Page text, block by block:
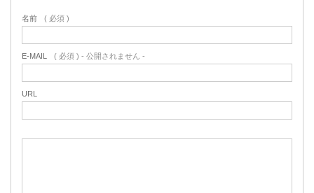
名前 ( 必須 )
E-MAIL ( 必須 ) - 公開されません -
URL